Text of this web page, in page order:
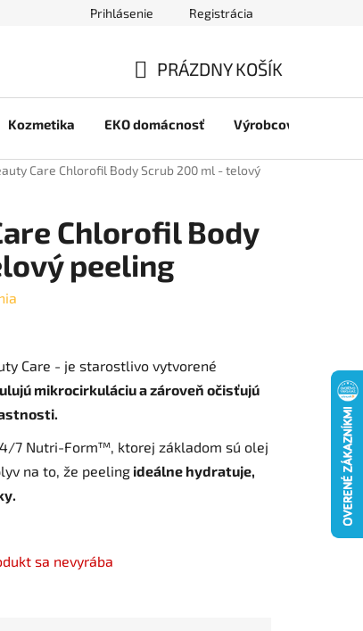
Prihlásenie Registrácia
KOŠÍK
PRÁZDNY KOŠÍK
Kozmetika EKO domácnosť Výrobcovia
Care Chlorofil Body Scrub 200 ml - telový
Chlorofil Body
peeling
Care - je starostlivo vytvorené
mikrocirkuláciu a zároveň očisťujú
7 Nutri-Form™, ktorej základom sú olej
na to, že peeling ideálne hydratuje,
sa nevyrába